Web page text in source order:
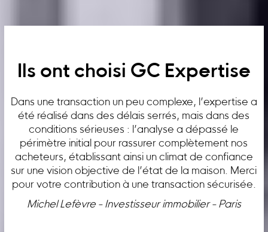
Ils ont choisi GC Expertise
Dans une transaction un peu complexe, l’expertise a
été réalisé dans des délais serrés, mais dans des
conditions sérieuses : l’analyse a dépassé le
périmètre initial pour rassurer complètement nos
acheteurs, établissant ainsi un climat de confiance
sur une vision objective de l’état de la maison. Merci
pour votre contribution à une transaction sécurisée.
Michel Lefèvre - Investisseur immobilier - Paris